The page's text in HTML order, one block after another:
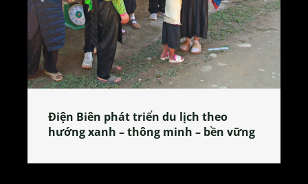
Làng làm bánh tẻ Phú Nhi – nơi lan
tỏa đặc sản xứ Đoài